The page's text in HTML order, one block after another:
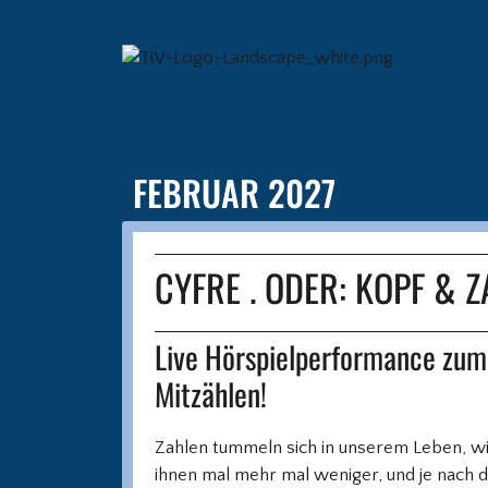
FEBRUAR 2027
CYFRE . ODER: KOPF &
Live Hörspielperformance zum
Mitzählen!
Zahlen tummeln sich in unserem Leben,
ihnen mal mehr mal weniger, und je nach